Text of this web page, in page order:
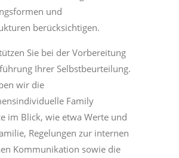
und
berücksichtigen.
Sie bei der Vorbereitung
Ihrer Selbstbeurteilung.
wir die
Family
im Blick, wie etwa Werte und
Regelungen zur internen
Kommunikation sowie die